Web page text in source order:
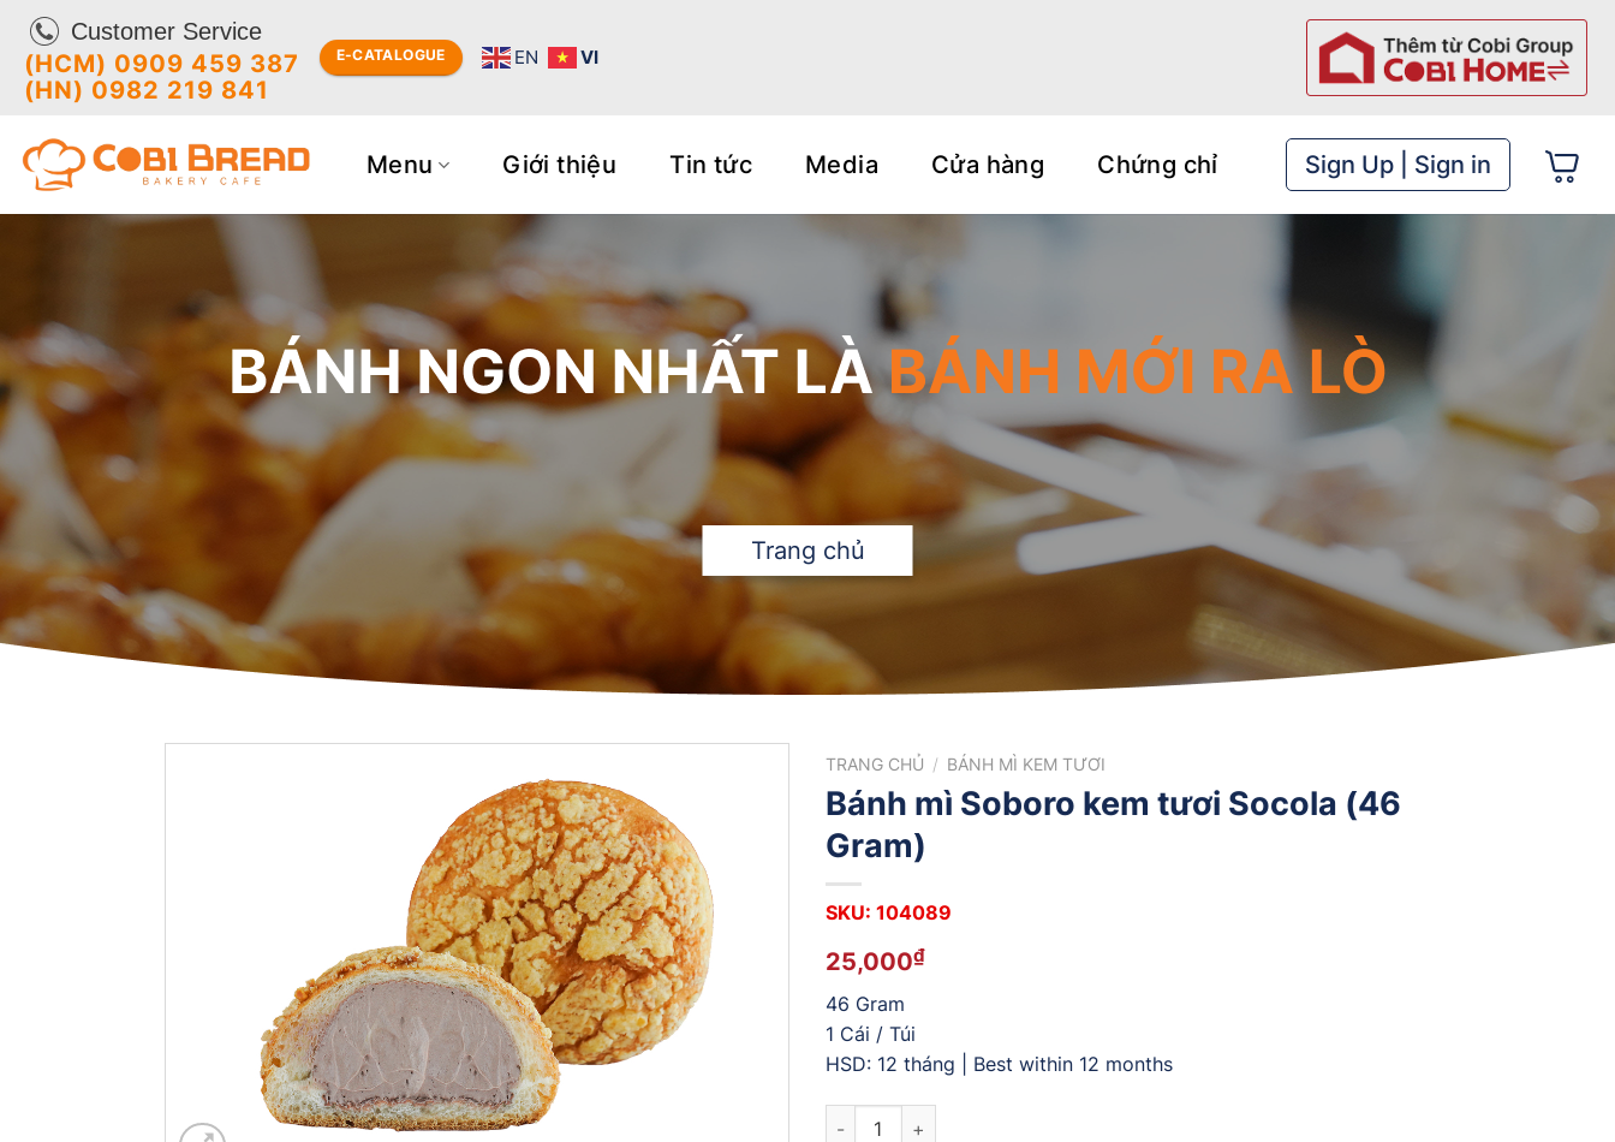
qua
dung
Customer Service
(HCM) 0909 459 387
(HN) 0982 219 841
E-CATALOGUE EN VI
Menu Giới thiệu Tin tức Media Cửa hàng Chứng chỉ Sign Up | Sign in
Trang chủ
TRANG CHỦ / BÁNH MÌ KEM TƯƠI
Bánh mì Soboro kem tươi Socola (46
Gram)
SKU: 104089
25,000₫
46 Gram
1 Cái / Túi
HSD: 12 tháng | Best within 12 months
Bánh mì Soboro kem tươi Socola (46 Gram) số lượng